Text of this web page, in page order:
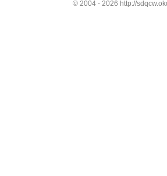
© 2004 - 2026 http://